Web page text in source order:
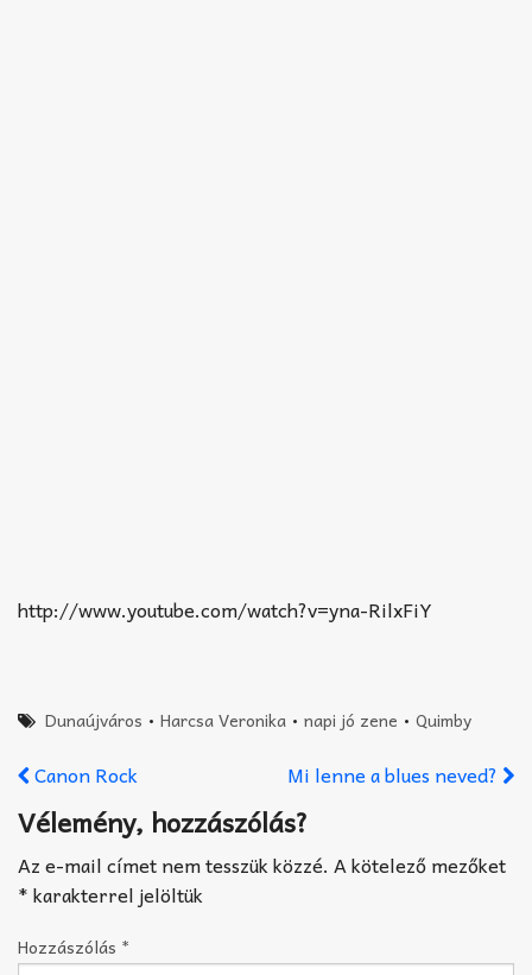
http://www.youtube.com/watch?v=yna-RilxFiY
Dunaújváros •Harcsa Veronika •napi jó zene •Quimby
Canon Rock Mi lenne a blues neved?
Vélemény, hozzászólás?
Az e-mail címet nem tesszük közzé. A kötelező mezőket
*karakterrel jelöltük
Hozzászólás *